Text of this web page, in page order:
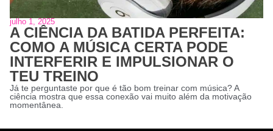
julho 1, 2025
A CIÊNCIA DA BATIDA PERFEITA:
COMO A MÚSICA CERTA PODE
INTERFERIR E IMPULSIONAR O
TEU TREINO
Já te perguntaste por que é tão bom treinar com música? A
ciência mostra que essa conexão vai muito além da motivação
momentânea.